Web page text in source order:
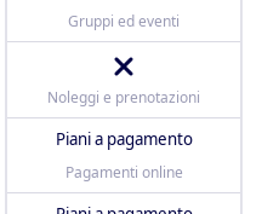
Gruppi ed eventi
Noleggi e prenotazioni
Piani a pagamento
Pagamenti online